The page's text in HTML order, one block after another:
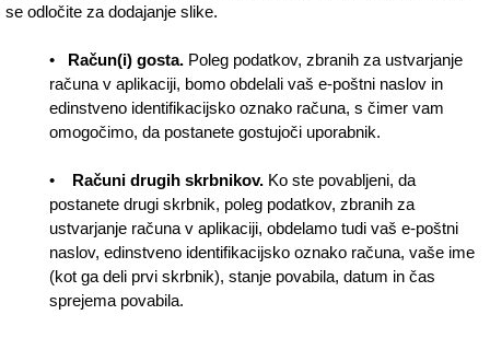
se odločite za dodajanje slike.
• Račun(i) gosta. Poleg podatkov, zbranih za ustvarjanje
računa v aplikaciji, bomo obdelali vaš e-poštni naslov in
edinstveno identifikacijsko oznako računa, s čimer vam
omogočimo, da postanete gostujoči uporabnik.
• Računi drugih skrbnikov. Ko ste povabljeni, da
postanete drugi skrbnik, poleg podatkov, zbranih za
ustvarjanje računa v aplikaciji, obdelamo tudi vaš e-poštni
naslov, edinstveno identifikacijsko oznako računa, vaše ime
(kot ga deli prvi skrbnik), stanje povabila, datum in čas
sprejema povabila.